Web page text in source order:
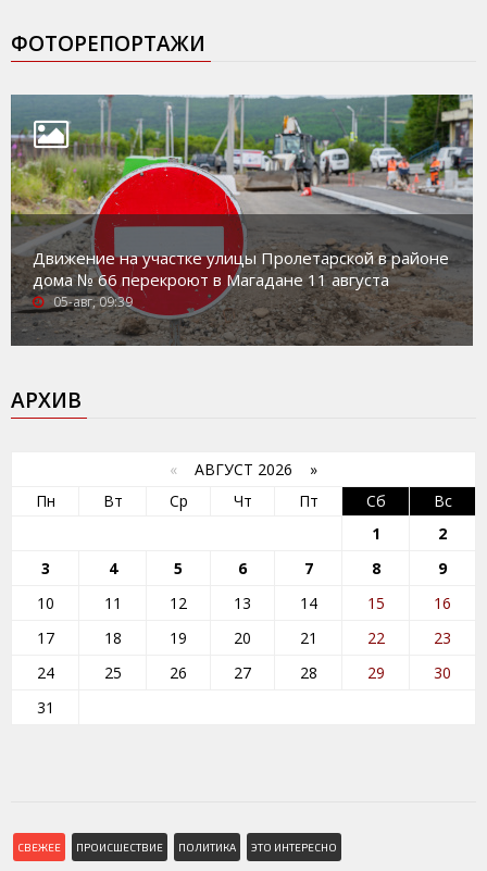
ФОТОРЕПОРТАЖИ
Движение на участке улицы Пролетарской в районе
дома № 66 перекроют в Магадане 11 августа
05-авг, 09:39
АРХИВ
« АВГУСТ 2026 »
Пн
Вт Ср Чт Пт Сб
Вс
1
2
3
4 5 6 7 8
9
10
11 12 13 14 15
16
17
18 19 20 21 22
23
24
25 26 27 28 29
30
31
СВЕЖЕЕ ПРОИСШЕСТВИЕ ПОЛИТИКА ЭТО ИНТЕРЕСНО